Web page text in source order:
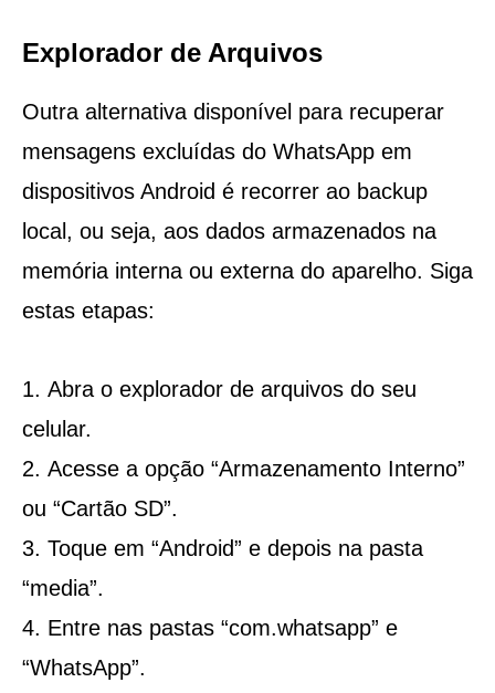
Explorador de Arquivos
Outra alternativa disponível para recuperar
mensagens excluídas do WhatsApp em
dispositivos Android é recorrer ao backup
local, ou seja, aos dados armazenados na
memória interna ou externa do aparelho. Siga
estas etapas:
Abra o explorador de arquivos do seu
celular.
Acesse a opção “Armazenamento Interno”
ou “Cartão SD”.
Toque em “Android” e depois na pasta
“media”.
Entre nas pastas “com.whatsapp” e
“WhatsApp”.